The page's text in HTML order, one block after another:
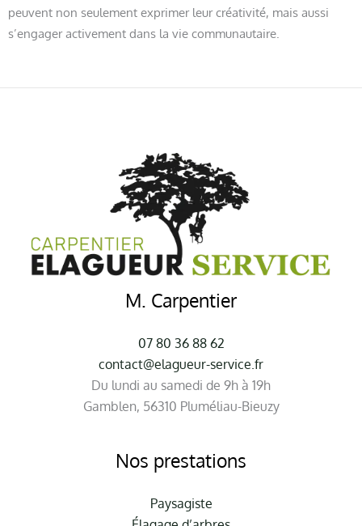
peuvent non seulement exprimer leur créativité, mais aussi
s’engager activement dans la vie communautaire.
M. Carpentier
07 80 36 88 62
contact@elagueur-service.fr
Du lundi au samedi de 9h à 19h
Gamblen, 56310 Pluméliau-Bieuzy
Nos prestations
Paysagiste